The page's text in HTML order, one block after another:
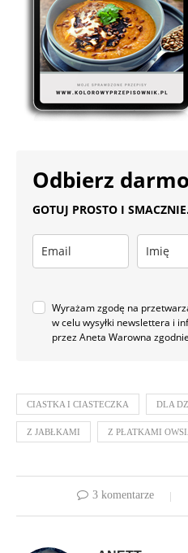
Odbierz
GOTUJ PROSTO I
Wyrażam zgodę na
w celu wysyłki newslettera i
przez Aneta Warowna
CIASTKA I CIASTECZKA DLA
Z JABŁKAMI Z PŁATKAMI
3 komentarze